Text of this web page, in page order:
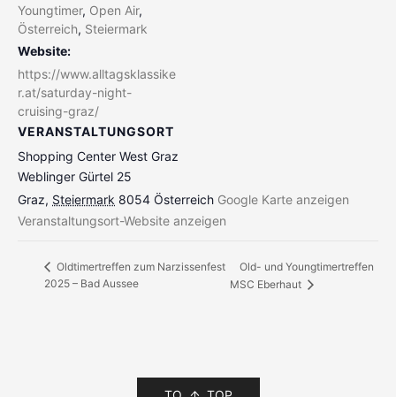
Youngtimer, Open Air,
Österreich, Steiermark
Website:
https://www.alltagsklassike
r.at/saturday-night-
cruising-graz/
VERANSTALTUNGSORT
Shopping Center West Graz
Weblinger Gürtel 25
Graz, Steiermark 8054 Österreich Google Karte anzeigen
Veranstaltungsort-Website anzeigen
Oldtimertreffen zum Narzissenfest
2025 – Bad Aussee
Old- und Youngtimertreffen
MSC Eberhaut